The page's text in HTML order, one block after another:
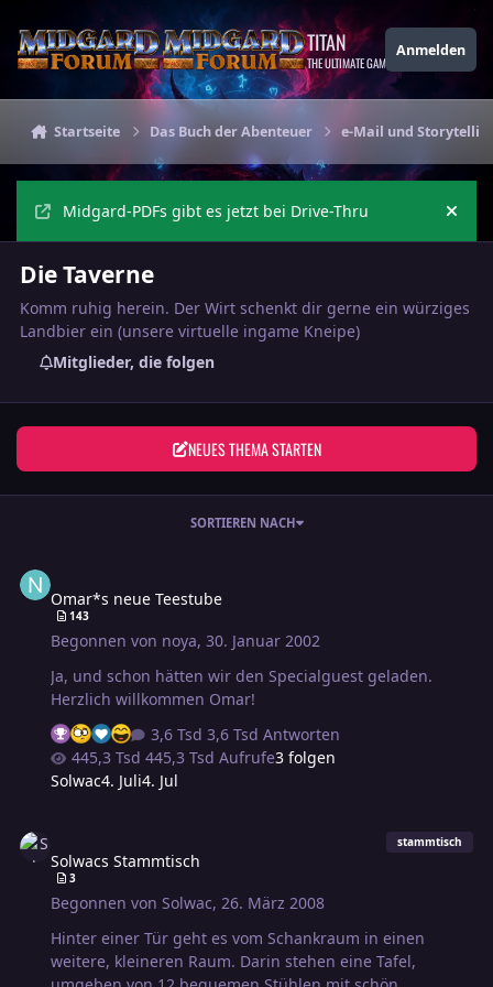
TITAN
THE ULTIMATE GAMING THEME
Anmelden
Startseite Das Buch der Abenteuer e-Mail und
Midgard-PDFs gibt es jetzt bei Drive-Thru
Die Taverne
Komm ruhig herein. Der Wirt schenkt dir gerne ein würziges
Landbier ein (unsere virtuelle ingame Kneipe)
Mitglieder, die folgen
NEUES THEMA STARTEN
SORTIEREN NACH
Omar*s neue Teestube
143
Begonnen von noya,30. Januar 2002
Ja, und schon hätten wir den Specialguest geladen.
Herzlich willkommen Omar!
3,6 Tsd Antworten
445,3 Tsd Aufrufe3 folgen
Solwac4. Juli4. Jul
Solwacs Stammtisch
3
Begonnen vonSolwac,26. März 2008
stammtisch
Hinter einer Tür geht es vom Schankraum in einen
weitere, kleineren Raum. Darin stehen eine Tafel,